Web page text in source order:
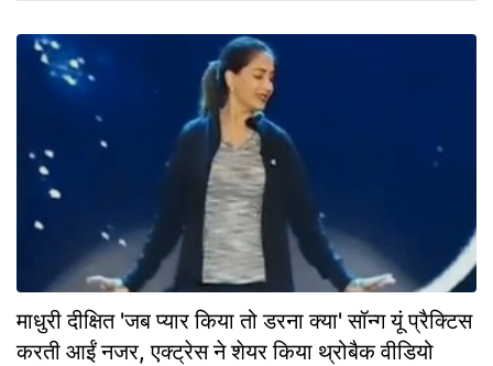
माधुरी दीक्षित 'जब प्यार किया तो डरना क्या' सॉन्ग यूं प्रैक्टिस
करती आईं नजर, एक्ट्रेस ने शेयर किया थ्रोबैक वीडियो